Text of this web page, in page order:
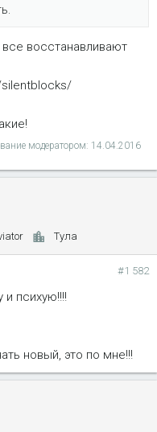
восстанавливают
silentblocks/
модератором: 14.04.2016
Тула
#1 582
и психую!!!!
новый, это по мне!!!